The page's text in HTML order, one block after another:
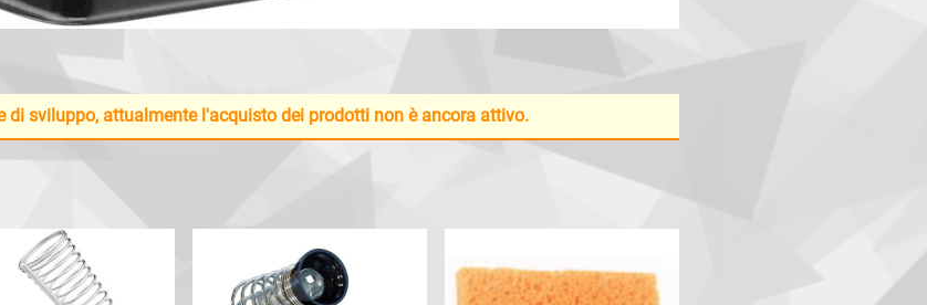
di sviluppo, attualmente l'acquisto dei prodotti non è ancora attivo.